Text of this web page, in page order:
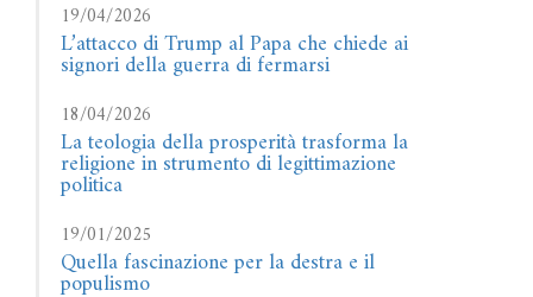
19/04/2026
L’attacco di Trump al Papa che chiede ai
signori della guerra di fermarsi
18/04/2026
La teologia della prosperità trasforma la
religione in strumento di legittimazione
politica
19/01/2025
Quella fascinazione per la destra e il
populismo